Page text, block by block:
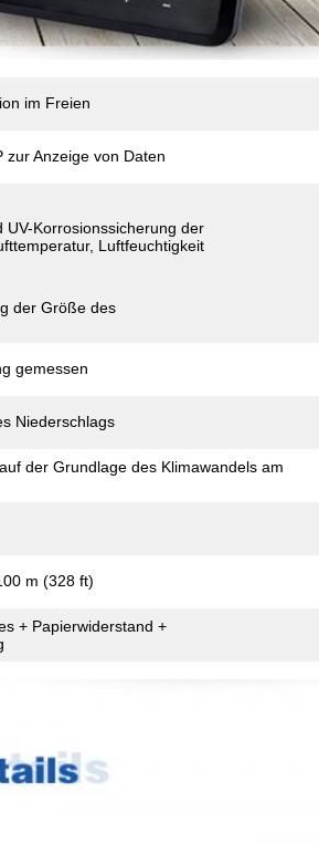
im Freien
zur Anzeige von Daten
UV-Korrosionssicherung der
Luftfeuchtigkeit
der Größe des
gemessen
Niederschlags
der Grundlage des Klimawandels am
m (328 ft)
+ Papierwiderstand +